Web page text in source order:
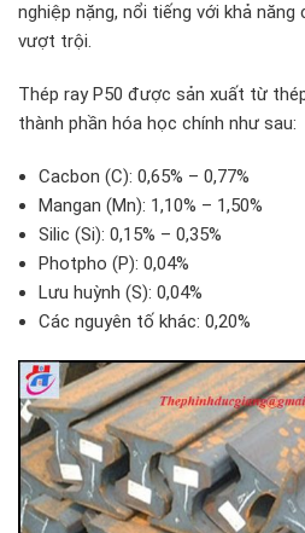
nghiệp nặng, nổi tiếng với khả
vượt trội.
Thép ray P50 được sản xuất từ
thành phần hóa học chính như sau:
Cacbon (C): 0,65% – 0,77%
Mangan (Mn): 1,10% – 1,50%
Silic (Si): 0,15% – 0,35%
Photpho (P): 0,04%
Lưu huỳnh (S): 0,04%
Các nguyên tố khác: 0,20%